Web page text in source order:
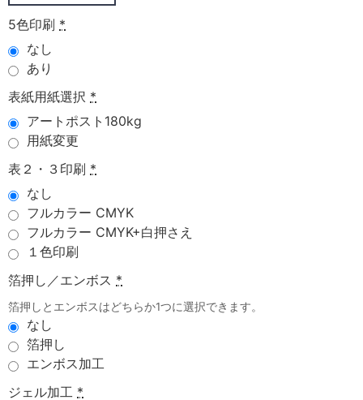
5色印刷 *
なし
あり
表紙用紙選択 *
アートポスト180kg
用紙変更
表２・３印刷 *
なし
フルカラー CMYK
フルカラー CMYK+白押さえ
１色印刷
箔押し／エンボス *
箔押しとエンボスはどちらか1つに選択できます。
なし
箔押し
エンボス加工
ジェル加工 *